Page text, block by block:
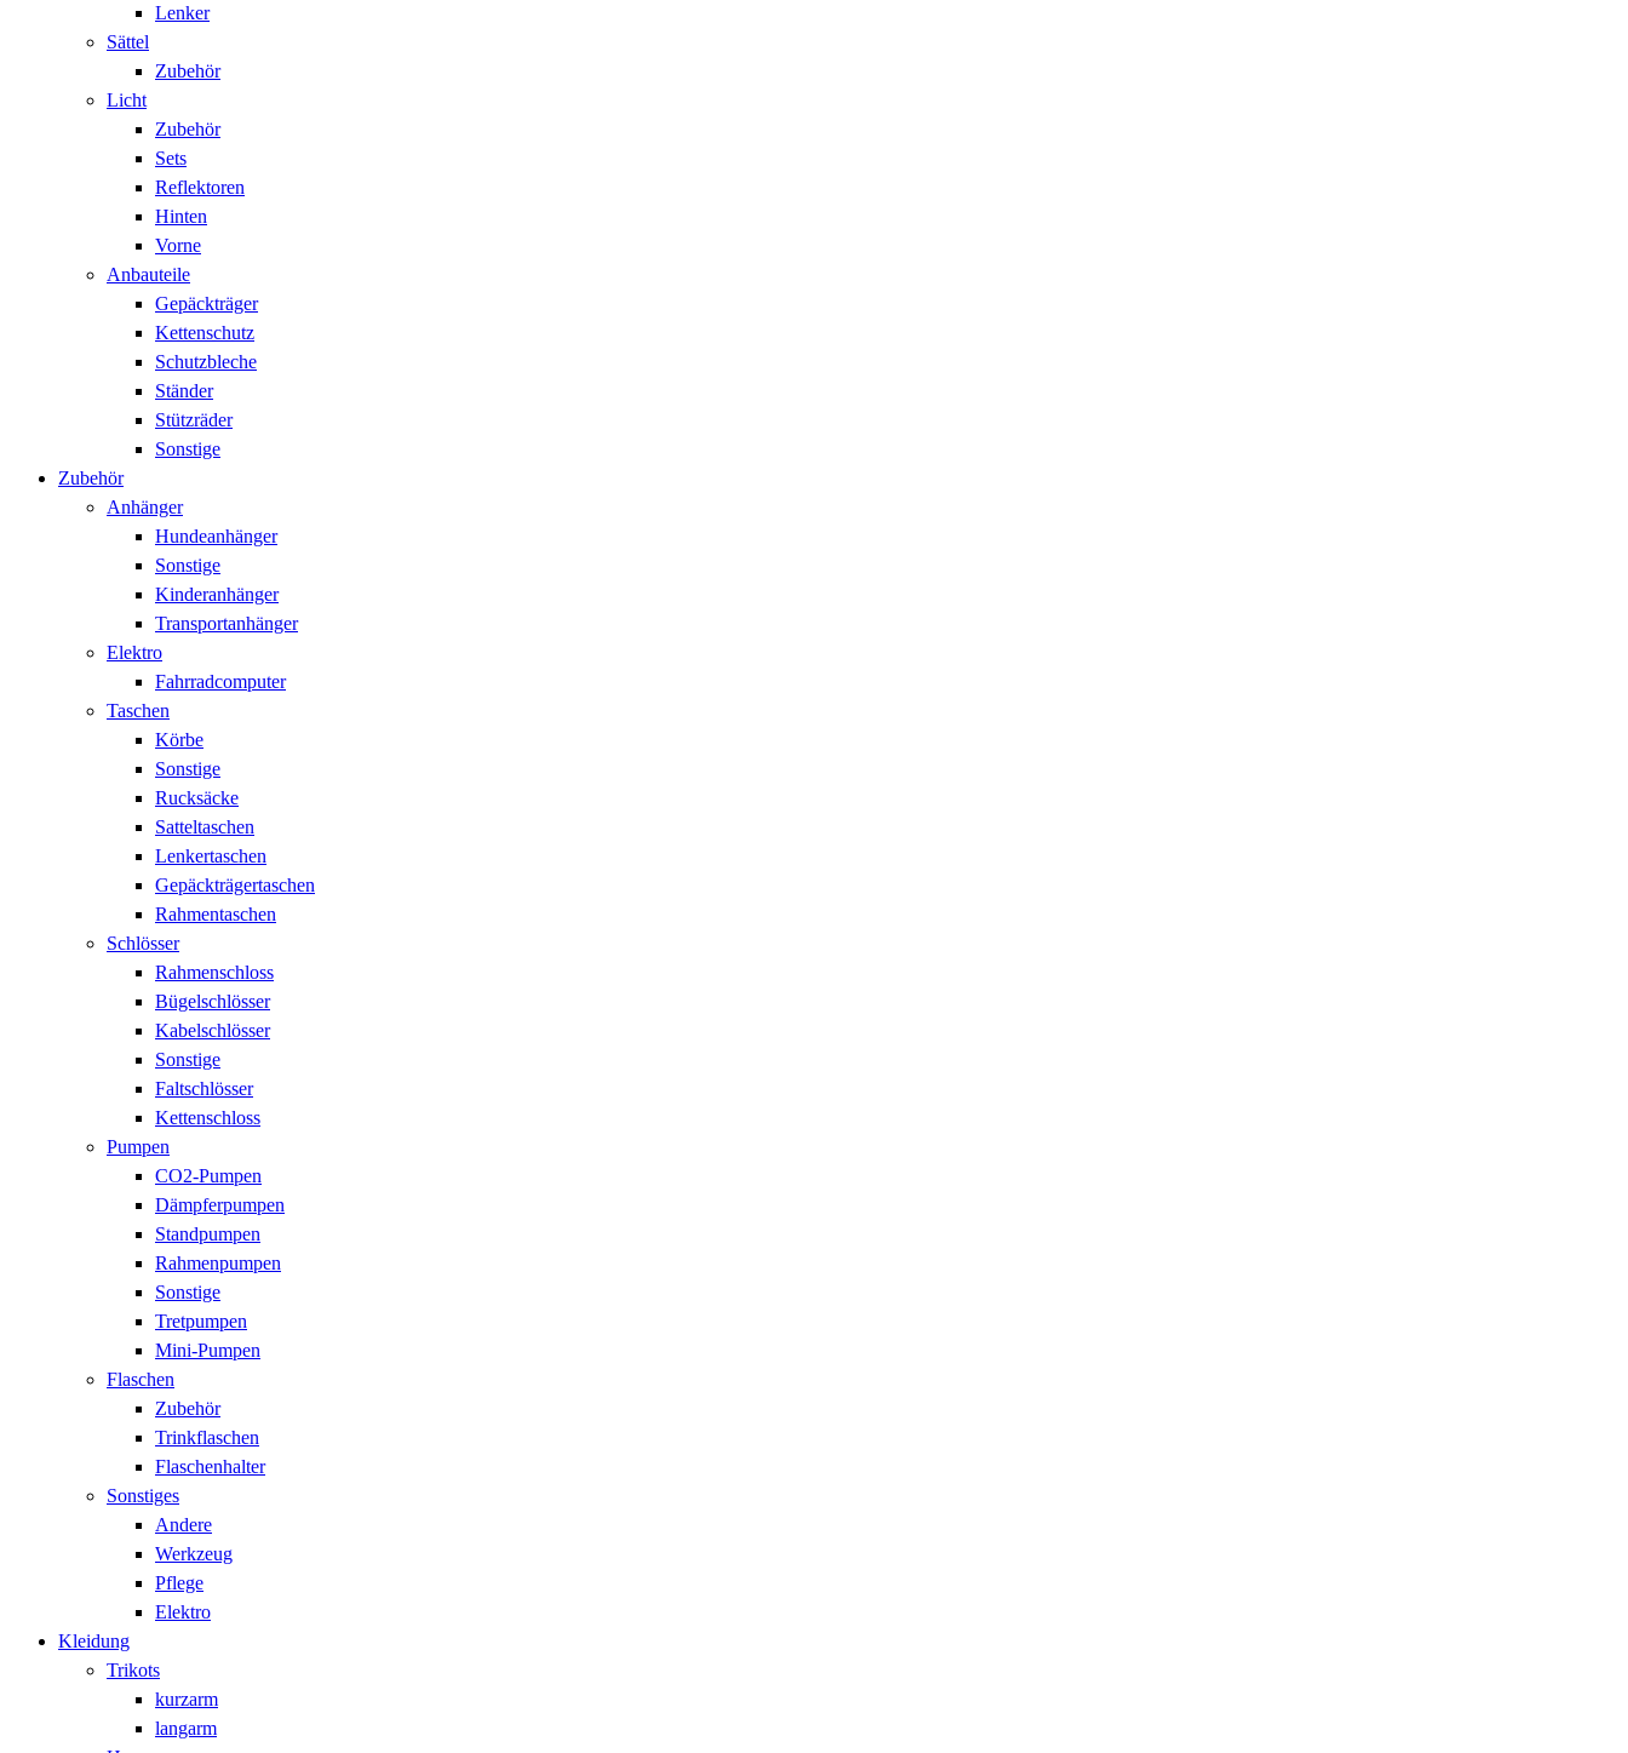
Lenker
Sättel
Zubehör
Licht
Zubehör
Sets
Reflektoren
Hinten
Vorne
Anbauteile
Gepäckträger
Kettenschutz
Schutzbleche
Ständer
Stützräder
Sonstige
Zubehör
Anhänger
Hundeanhänger
Sonstige
Kinderanhänger
Transportanhänger
Elektro
Fahrradcomputer
Taschen
Körbe
Sonstige
Rucksäcke
Satteltaschen
Lenkertaschen
Gepäckträgertaschen
Rahmentaschen
Schlösser
Rahmenschloss
Bügelschlösser
Kabelschlösser
Sonstige
Faltschlösser
Kettenschloss
Pumpen
CO2-Pumpen
Dämpferpumpen
Standpumpen
Rahmenpumpen
Sonstige
Tretpumpen
Mini-Pumpen
Flaschen
Zubehör
Trinkflaschen
Flaschenhalter
Sonstiges
Andere
Werkzeug
Pflege
Elektro
Kleidung
Trikots
kurzarm
langarm